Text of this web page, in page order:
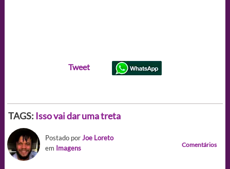
Tweet
TAGS: Isso vai dar uma treta
Postado porJoe Loreto
em Imagens Comentários